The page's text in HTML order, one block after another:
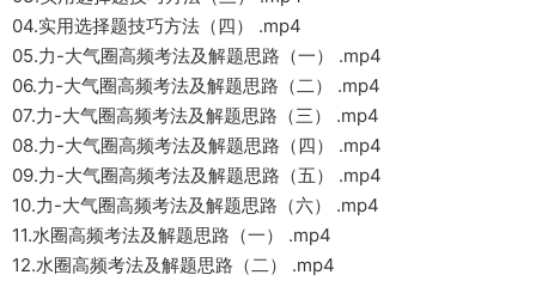
04.实用选择题技巧方法（四） .mp4
05.力-大气圈高频考法及解题思路（一） .mp4
06.力-大气圈高频考法及解题思路（二） .mp4
07.力-大气圈高频考法及解题思路（三） .mp4
08.力-大气圈高频考法及解题思路（四） .mp4
09.力-大气圈高频考法及解题思路（五） .mp4
10.力-大气圈高频考法及解题思路（六） .mp4
11.水圈高频考法及解题思路（一） .mp4
12.水圈高频考法及解题思路（二） .mp4